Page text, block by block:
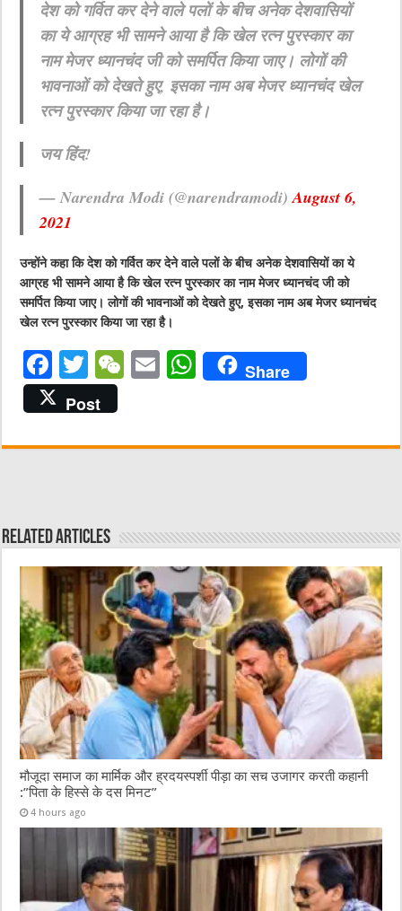
देश को गर्वित कर देने वाले पलों के बीच अनेक देशवासियों
का ये आग्रह भी सामने आया है कि खेल रत्न पुरस्कार का
नाम मेजर ध्यानचंद जी को समर्पित किया जाए। लोगों की
भावनाओं को देखते हुए, इसका नाम अब मेजर ध्यानचंद खेल
रत्न पुरस्कार किया जा रहा है।
जय हिंद!
— Narendra Modi (@narendramodi)August 6,
2021
उन्होंने कहा कि देश को गर्वित कर देने वाले पलों के बीच अनेक देशवासियों का ये
आग्रह भी सामने आया है कि खेल रत्न पुरस्कार का नाम मेजर ध्यानचंद जी को
समर्पित किया जाए। लोगों की भावनाओं को देखते हुए, इसका नाम अब मेजर ध्यानचंद
खेल रत्न पुरस्कार किया जा रहा है।
F
a
c
e
o
k
T
w
it
te
W
h
E
l
W
s
p
Share
Post
Related Articles
मौजूदा समाज का मार्मिक और ह्रदयस्पर्शी पीड़ा का सच उजागर करती कहानी
:”पिता के हिस्से के दस मिनट”
4 hours ago